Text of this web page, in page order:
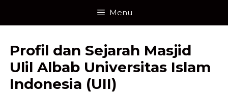
content
Menu
Profil dan Sejarah Masjid
Ulil Albab Universitas Islam
Indonesia (UII)